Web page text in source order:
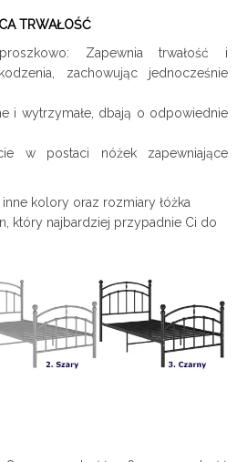
TRWAŁOŚĆ
Zapewnia trwałość i
zachowując jednocześnie
i wytrzymałe, dbają o odpowiednie
w postaci nóżek zapewniające
kolory oraz rozmiary łóżka
który najbardziej przypadnie Ci do